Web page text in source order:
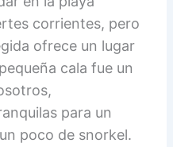
corrientes, pero
ofrece un lugar
cala fue un
para un
poco de snorkel.